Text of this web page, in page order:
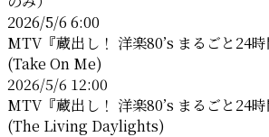
2026/5/6 6:00
MTV『蔵出し！ 洋楽80’s まるごと24時
(Take On Me)
2026/5/6 12:00
MTV『蔵出し！ 洋楽80’s まるごと24時
(The Living Daylights)